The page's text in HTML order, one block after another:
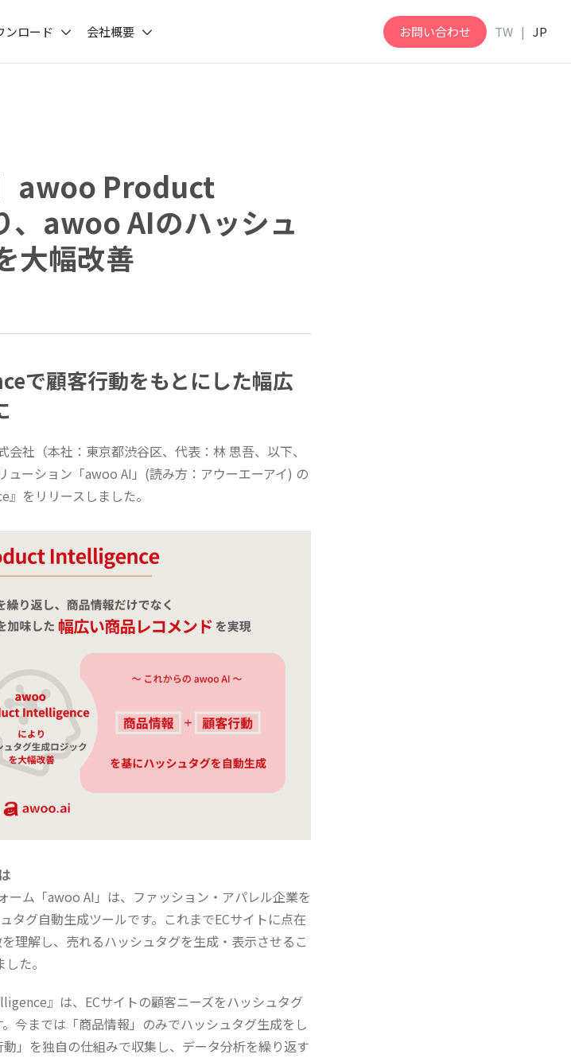
ンロード 会社概要 お問い合わせ TW JP
awoo Product
awoo AIのハッシュ
大幅改善
顧客行動をもとにした幅広
社（本社：東京都渋谷区、代表：林 思吾、以下、
ーション「awoo AI」(読み方：アウーエーアイ) の
をリリースしました。
ム「awoo AI」は、ファッション・アパレル企業を
タグ自動生成ツールです。これまでECサイトに点在
理解し、売れるハッシュタグを生成・表示させるこ
た。
』は、ECサイトの顧客ニーズをハッシュタグ
今までは「商品情報」のみでハッシュタグ生成をし
」を独自の仕組みで収集し、データ分析を繰り返す